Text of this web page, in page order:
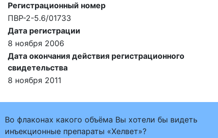
Регистрационный номер
ПВР-2-5.6/01733
Дата регистрации
8 ноября 2006
Дата окончания действия регистрационного
свидетельства
8 ноября 2011
Во флаконах какого объёма Вы хотели бы видеть
инъекционные препараты «Хелвет»?